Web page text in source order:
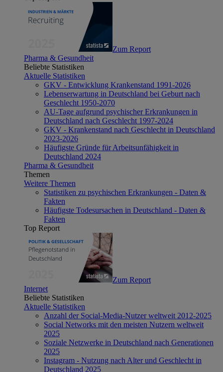
Zum Report
Pharma & Gesundheit
Beliebte Statistiken
Aktuelle Statistiken
GKV - Entwicklung Krankenstand 1991-2026
Lebenserwartung in Deutschland bei Geburt nach
Geschlecht 1950-2070
AU-Tage aufgrund psychischer Erkrankungen in
Deutschland nach Geschlecht 1997-2024
GKV - Krankenstand nach Geschlecht in Deutschland
2023-2026
Häufigste Gründe für Arbeitsunfähigkeit in
Deutschland 2024
Pharma & Gesundheit
Themen
Weitere Themen
Statistiken zu psychischen Erkrankungen - Daten &
Fakten
Häufigste Todesursachen in Deutschland - Daten &
Fakten
Top Report
Zum Report
Internet
Beliebte Statistiken
Aktuelle Statistiken
Anzahl der Social-Media-Nutzer weltweit 2012-2025
Social Networks mit den meisten Nutzern weltweit
2025
Soziale Netzwerke in Deutschland nach Generationen
2025
Instagram - Nutzung nach Alter und Geschlecht in
Deutschland 2025